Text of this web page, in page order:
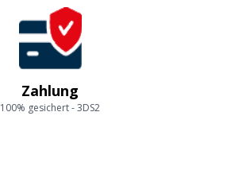
Zahlung
100% gesichert - 3DS2